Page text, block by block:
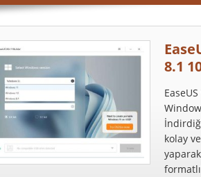
8.1
kolay